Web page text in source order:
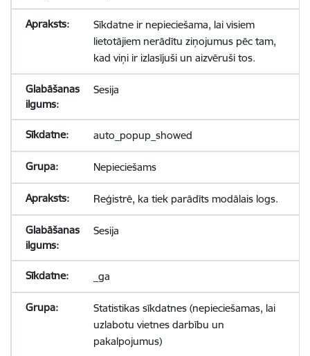
Sīkdatne ir nepieciešama, lai visiem
lietotājiem nerādītu ziņojumus pēc tam,
kad viņi ir izlasījuši un aizvēruši tos.
Sesija
auto_popup_showed
Nepieciešams
Reģistrē, ka tiek parādīts modālais logs.
Sesija
_ga
Statistikas sīkdatnes (nepieciešamas, lai
uzlabotu vietnes darbību un
pakalpojumus)